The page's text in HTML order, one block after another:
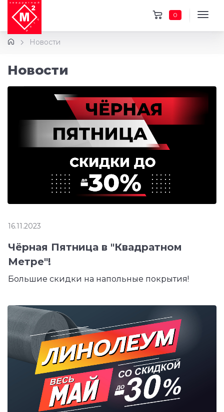
0
Новости
Новости
16.11.2023
Чёрная Пятница в "Квадратном
Метре"!
Большие скидки на напольные покрытия!